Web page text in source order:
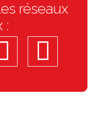
réseaux
: